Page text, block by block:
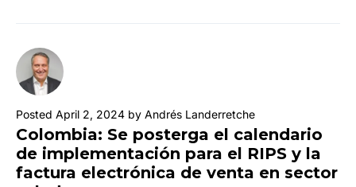
Posted April 2, 2024 by Andrés Landerretche
Colombia: Se posterga el calendario
de implementación para el RIPS y la
factura electrónica de venta en sector